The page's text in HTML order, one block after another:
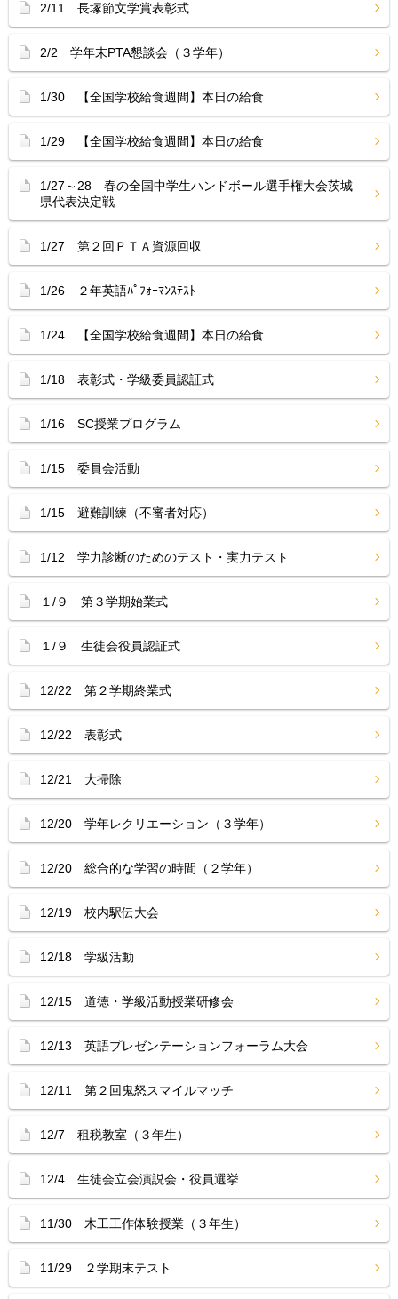
2/11 長塚節文学賞表彰式
2/2 学年末PTA懇談会（３学年）
1/30 【全国学校給食週間】本日の給食
1/29 【全国学校給食週間】本日の給食
1/27～28 春の全国中学生ハンドボール選手権大会茨城
県代表決定戦
1/27 第２回ＰＴＡ資源回収
1/26 ２年英語ﾊﾟﾌｫｰﾏﾝｽﾃｽﾄ
1/24 【全国学校給食週間】本日の給食
1/18 表彰式・学級委員認証式
1/16 SC授業プログラム
1/15 委員会活動
1/15 避難訓練（不審者対応）
1/12 学力診断のためのテスト・実力テスト
１/９ 第３学期始業式
１/９ 生徒会役員認証式
12/22 第２学期終業式
12/22 表彰式
12/21 大掃除
12/20 学年レクリエーション（３学年）
12/20 総合的な学習の時間（２学年）
12/19 校内駅伝大会
12/18 学級活動
12/15 道徳・学級活動授業研修会
12/13 英語プレゼンテーションフォーラム大会
12/11 第２回鬼怒スマイルマッチ
12/7 租税教室（３年生）
12/4 生徒会立会演説会・役員選挙
11/30 木工工作体験授業（３年生）
11/29 ２学期末テスト